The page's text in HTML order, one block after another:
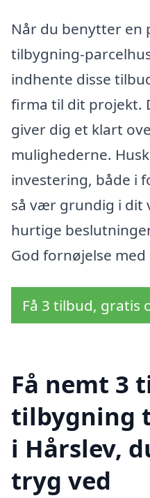
Når du benytter en
tilbygning-
indhente disse
firma til dit projekt.
giver dig et klart
mulighederne.
investering, både i
så vær grundig i dit
hurtige
God fornøjelse
Få 3 tilbud, gratis
Få nemt 3
tilbygning
i Hårslev,
tryg ved